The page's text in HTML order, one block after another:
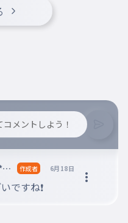
て
メントしよう！
。
作成者 6月18日
ですね❗️